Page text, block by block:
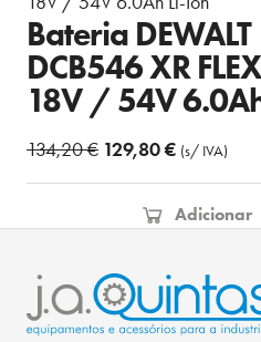
Bateria DEWALT
DCB546 XR
18V / 54V
134,20€ O
preço
original
134,20 €.
129,80€O
preço
atual
(s/ IVA)
Adicionar